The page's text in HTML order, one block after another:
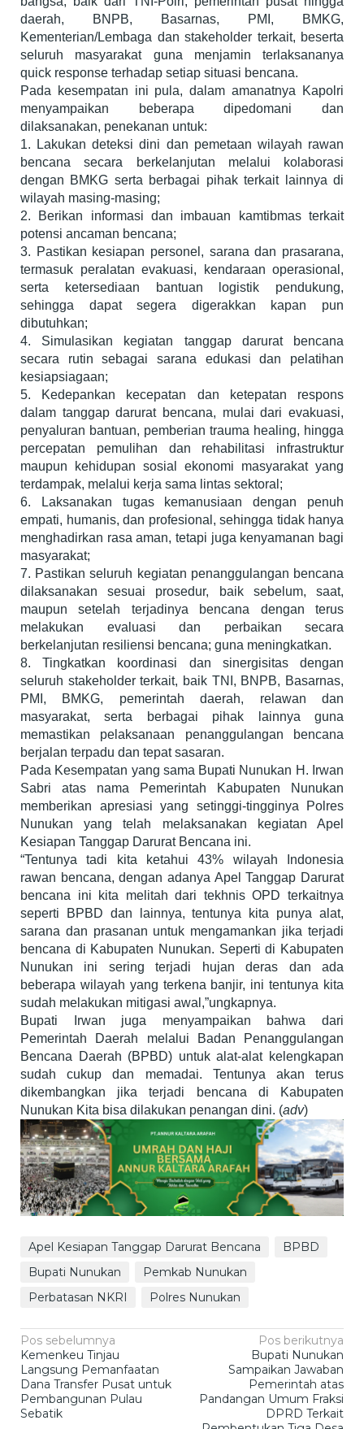
daerah, BNPB, Basarnas, PMI, BMKG,
Kementerian/Lembaga dan stakeholder terkait, beserta
seluruh masyarakat guna menjamin terlaksananya
quick response terhadap setiap situasi bencana.
Pada kesempatan ini pula, dalam amanatnya Kapolri
menyampaikan beberapa dipedomani dan
dilaksanakan, penekanan untuk:
1. Lakukan deteksi dini dan pemetaan wilayah rawan
bencana secara berkelanjutan melalui kolaborasi
dengan BMKG serta berbagai pihak terkait lainnya di
wilayah masing-masing;
2. Berikan informasi dan imbauan kamtibmas terkait
potensi ancaman bencana;
3. Pastikan kesiapan personel, sarana dan prasarana,
termasuk peralatan evakuasi, kendaraan operasional,
serta ketersediaan bantuan logistik pendukung,
sehingga dapat segera digerakkan kapan pun
dibutuhkan;
4. Simulasikan kegiatan tanggap darurat bencana
secara rutin sebagai sarana edukasi dan pelatihan
kesiapsiagaan;
5. Kedepankan kecepatan dan ketepatan respons
dalam tanggap darurat bencana, mulai dari evakuasi,
penyaluran bantuan, pemberian trauma healing, hingga
percepatan pemulihan dan rehabilitasi infrastruktur
maupun kehidupan sosial ekonomi masyarakat yang
terdampak, melalui kerja sama lintas sektoral;
6. Laksanakan tugas kemanusiaan dengan penuh
empati, humanis, dan profesional, sehingga tidak hanya
menghadirkan rasa aman, tetapi juga kenyamanan bagi
masyarakat;
7. Pastikan seluruh kegiatan penanggulangan bencana
dilaksanakan sesuai prosedur, baik sebelum, saat,
maupun setelah terjadinya bencana dengan terus
melakukan evaluasi dan perbaikan secara
berkelanjutan resiliensi bencana; guna meningkatkan.
8. Tingkatkan koordinasi dan sinergisitas dengan
seluruh stakeholder terkait, baik TNI, BNPB, Basarnas,
PMI, BMKG, pemerintah daerah, relawan dan
masyarakat, serta berbagai pihak lainnya guna
memastikan pelaksanaan penanggulangan bencana
berjalan terpadu dan tepat sasaran.
Pada Kesempatan yang sama Bupati Nunukan H. Irwan
Sabri atas nama Pemerintah Kabupaten Nunukan
memberikan apresiasi yang setinggi-tingginya Polres
Nunukan yang telah melaksanakan kegiatan Apel
Kesiapan Tanggap Darurat Bencana ini.
“Tentunya tadi kita ketahui 43% wilayah Indonesia
rawan bencana, dengan adanya Apel Tanggap Darurat
bencana ini kita melitah dari tekhnis OPD terkaitnya
seperti BPBD dan lainnya, tentunya kita punya alat,
sarana dan prasanan untuk mengamankan jika terjadi
bencana di Kabupaten Nunukan. Seperti di Kabupaten
Nunukan ini sering terjadi hujan deras dan ada
beberapa wilayah yang terkena banjir, ini tentunya kita
sudah melakukan mitigasi awal,”ungkapnya.
Bupati Irwan juga menyampaikan bahwa dari
Pemerintah Daerah melalui Badan Penanggulangan
Bencana Daerah (BPBD) untuk alat-alat kelengkapan
sudah cukup dan memadai. Tentunya akan terus
dikembangkan jika terjadi bencana di Kabupaten
Nunukan Kita bisa dilakukan penangan dini. (adv)
Apel Kesiapan Tanggap Darurat Bencana
BPBD
Bupati Nunukan
Pemkab Nunukan
Perbatasan NKRI
Polres Nunukan
Navigasi
pos
Pos sebelumnya
Kemenkeu Tinjau
Langsung Pemanfaatan
Dana Transfer Pusat untuk
Pembangunan Pulau
Sebatik
Pos berikutnya
Bupati Nunukan
Sampaikan Jawaban
Pemerintah atas
Pandangan Umum Fraksi
DPRD Terkait